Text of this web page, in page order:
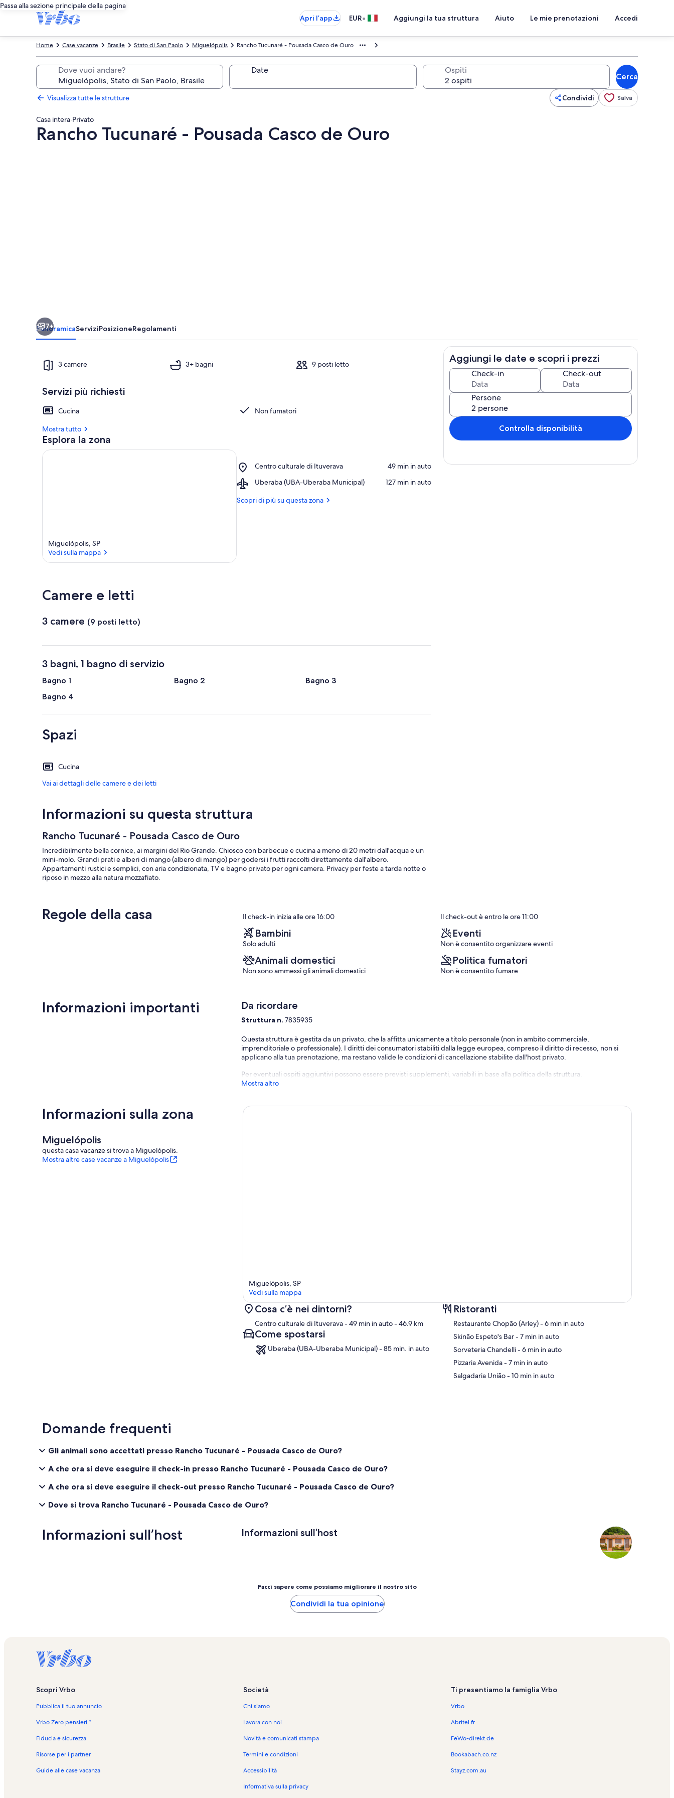
Passa alla sezione principale della pagina
Apri l’app
EUR• Aggiungi la tua struttura Aiuto Le mie prenotazioni Accedi
Rancho Tucunaré - Pousada Casco de Ouro
Miguelópolis
Stato di San Paolo
Brasile
Case vacanze
Home
Dove vuoi andare? Date Ospiti
Cerca
Visualizza tutte le strutture Condividi Salva
Casa intera·Privato
Rancho Tucunaré - Pousada Casco de Ouro
Ristorazione all'aperto
Camera
7+
PanoramicaServiziPosizioneRegolamenti
3 camere 3+ bagni 9 posti letto
Servizi più richiesti
Cucina
Non fumatori
Mostra tutto
Esplora la zona
Miguelópolis, SP
Vedi sulla mappa
Centro culturale di Ituverava
Place,
culturale
Ituverava
‪49 min in auto‬
Uberaba (UBA-Uberaba Municipal)
Airport,
(UBA-
‪127 min in auto‬
Scopri di più su questa zona
Camere e letti
3 camere (9 posti letto)
3 bagni, 1 bagno di servizio
Bagno 1 Bagno 2
Bagno 3
Bagno 4
Spazi
Cucina
Vai ai dettagli delle camere e dei letti
Informazioni su questa struttura
Rancho Tucunaré - Pousada Casco de Ouro
Incredibilmente bella cornice, ai margini del Rio Grande. Chiosco con barbecue e cucina a meno di 20 metri dall'acqua e un
mini-molo. Grandi prati e alberi di mango (albero di mango) per godersi i frutti raccolti direttamente dall'albero.
Appartamenti rustici e semplici, con aria condizionata, TV e bagno privato per ogni camera. Privacy per feste a tarda notte o
riposo in mezzo alla natura mozzafiato.
Aggiungi le date e scopri i prezzi
Check-in Check-out
Persone
Controlla disponibilità
Regole della casa Il check-in inizia alle ore 16:00 Il check-out è entro le ore 11:00
Bambini
Solo adulti
Eventi
Non è consentito organizzare eventi
Animali domestici
Non sono ammessi gli animali domestici
Politica fumatori
Non è consentito fumare
Informazioni importanti Da ricordare
Struttura n.7835935
Questa struttura è gestita da un privato, che la affitta unicamente a titolo personale (non in ambito commerciale,
imprenditoriale o professionale). I diritti dei consumatori stabiliti dalla legge europea, compreso il diritto di recesso, non si
applicano alla tua prenotazione, ma restano valide le condizioni di cancellazione stabilite dall'host privato.
Per eventuali ospiti aggiuntivi possono essere previsti supplementi, variabili in base alla politica della struttura.
Mostra altro
Informazioni sulla zona
Miguelópolis
questa casa vacanze si trova a Miguelópolis.
Mostra altre case vacanze a Miguelópolis
Mappa
Miguelópolis, SP
Vedi sulla mappa
Cosa c’è nei dintorni?
Centro culturale di Ituverava- 49 min in auto- 46.9 km
Come spostarsi
Uberaba (UBA-Uberaba Municipal) - 85 min. in auto
Ristoranti
‪Restaurante Chopão (Arley) - ‬6 min in auto
‪Skinão Espeto's Bar - ‬7 min in auto
‪Sorveteria Chandelli - ‬6 min in auto
‪Pizzaria Avenida - ‬7 min in auto
‪Salgadaria União - ‬10 min in auto
Domande frequenti
Gli animali sono accettati presso Rancho Tucunaré - Pousada Casco de Ouro?
A che ora si deve eseguire il check-in presso Rancho Tucunaré - Pousada Casco de Ouro?
A che ora si deve eseguire il check-out presso Rancho Tucunaré - Pousada Casco de Ouro?
Dove si trova Rancho Tucunaré - Pousada Casco de Ouro?
Informazioni sull’host Informazioni sull’host
Facci sapere come possiamo migliorare il nostro sito
Condividi la tua opinione
Scopri Vrbo
Pubblica il tuo annuncio
Vrbo Zero pensieri™
Fiducia e sicurezza
Risorse per i partner
Guide alle case vacanza
Società
Chi siamo
Lavora con noi
Novità e comunicati stampa
Termini e condizioni
Accessibilità
Informativa sulla privacy
Ti presentiamo la famiglia Vrbo
Vrbo
Abritel.fr
FeWo-direkt.de
Bookabach.co.nz
Stayz.com.au